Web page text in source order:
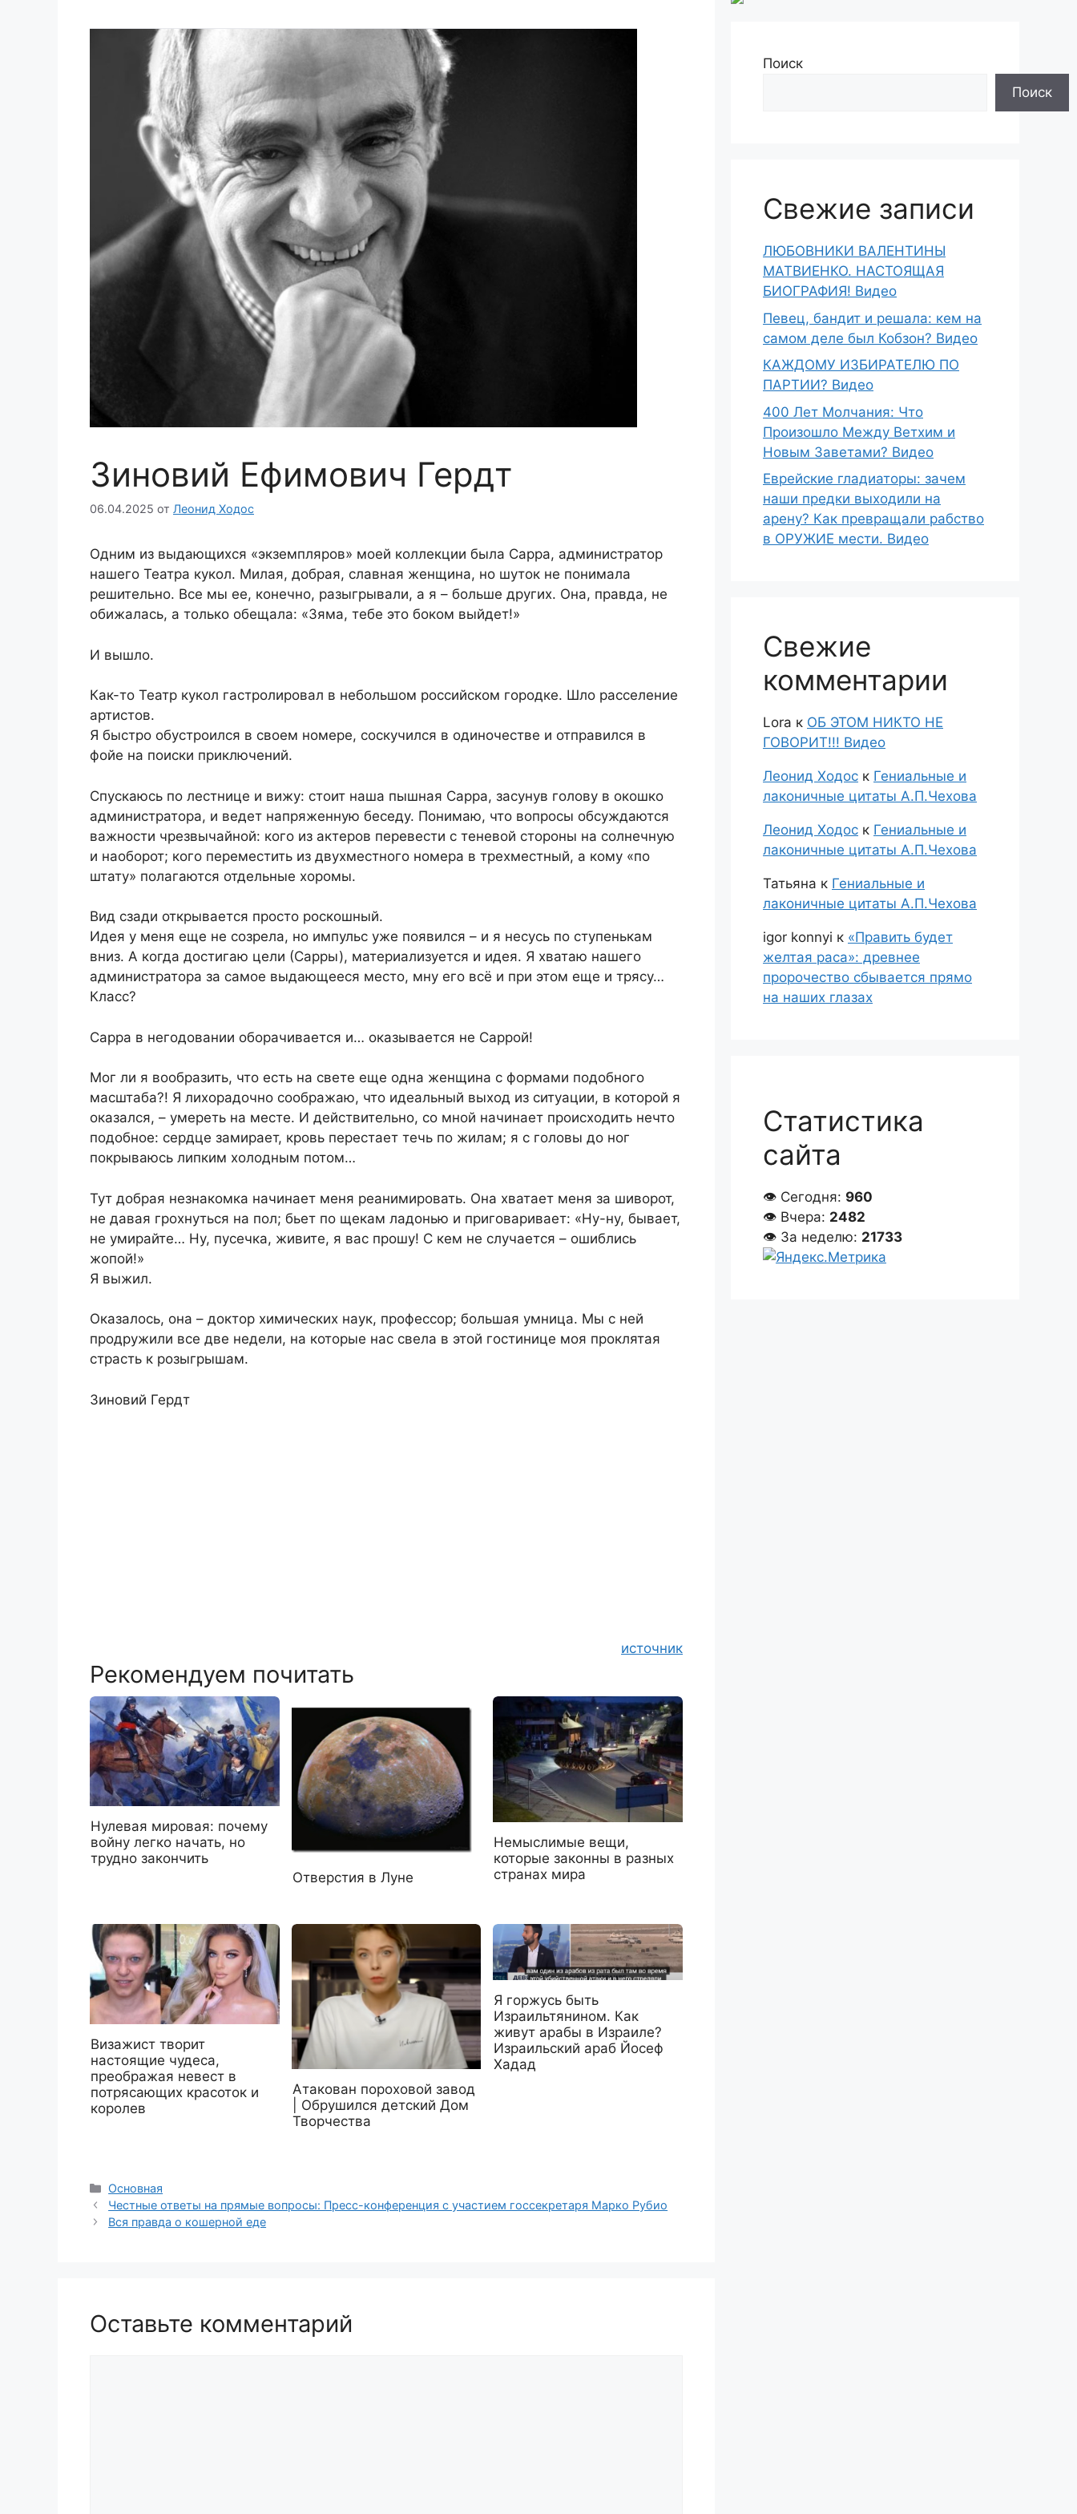
Зиновий Ефимович Гердт
06.04.2025 от Леонид Ходос
Одним из выдающихся «экземпляров» моей коллекции была Сарра, администратор
нашего Театра кукол. Милая, добрая, славная женщина, но шуток не понимала
решительно. Все мы ее, конечно, разыгрывали, а я – больше других. Она, правда, не
обижалась, а только обещала: «Зяма, тебе это боком выйдет!»
И вышло.
Как-то Театр кукол гастролировал в небольшом российском городке. Шло расселение
артистов.
Я быстро обустроился в своем номере, соскучился в одиночестве и отправился в
фойе на поиски приключений.
Спускаюсь по лестнице и вижу: стоит наша пышная Сарра, засунув голову в окошко
администратора, и ведет напряженную беседу. Понимаю, что вопросы обсуждаются
важности чрезвычайной: кого из актеров перевести с теневой стороны на солнечную
и наоборот; кого переместить из двухместного номера в трехместный, а кому «по
штату» полагаются отдельные хоромы.
Вид сзади открывается просто роскошный.
Идея у меня еще не созрела, но импульс уже появился – и я несусь по ступенькам
вниз. А когда достигаю цели (Сарры), материализуется и идея. Я хватаю нашего
администратора за самое выдающееся место, мну его всё и при этом еще и трясу…
Класс?
Сарра в негодовании оборачивается и… оказывается не Саррой!
Мог ли я вообразить, что есть на свете еще одна женщина с формами подобного
масштаба?! Я лихорадочно соображаю, что идеальный выход из ситуации, в которой я
оказался, – умереть на месте. И действительно, со мной начинает происходить нечто
подобное: сердце замирает, кровь перестает течь по жилам; я с головы до ног
покрываюсь липким холодным потом…
Тут добрая незнакомка начинает меня реанимировать. Она хватает меня за шиворот,
не давая грохнуться на пол; бьет по щекам ладонью и приговаривает: «Ну-ну, бывает,
не умирайте… Ну, пусечка, живите, я вас прошу! С кем не случается – ошиблись
жопой!»
Я выжил.
Оказалось, она – доктор химических наук, профессор; большая умница. Мы с ней
продружили все две недели, на которые нас свела в этой гостинице моя проклятая
страсть к розыгрышам.
Зиновий Гердт
источник
Рекомендуем почитать
Нулевая мировая: почему
войну легко начать, но
трудно закончить
Отверстия в Луне
Немыслимые вещи,
которые законны в разных
странах мира
Визажист творит
настоящие чудеса,
преображая невест в
потрясающих красоток и
королев
Атакован пороховой завод
| Обрушился детский Дом
Творчества
Я горжусь быть
Израильтянином. Как
живут арабы в Израиле?
Израильский араб Йосеф
Хадад
Рубрики
Основная
Честные ответы на прямые вопросы: Пресс-конференция с участием госсекретаря Марко Рубио
Вся правда о кошерной еде
Оставьте комментарий
Поиск
Поиск
Свежие записи
ЛЮБОВНИКИ ВАЛЕНТИНЫ
МАТВИЕНКО. НАСТОЯЩАЯ
БИОГРАФИЯ! Видео
Певец, бандит и решала: кем на
самом деле был Кобзон? Видео
КАЖДОМУ ИЗБИРАТЕЛЮ ПО
ПАРТИИ? Видео
400 Лет Молчания: Что
Произошло Между Ветхим и
Новым Заветами? Видео
Еврейские гладиаторы: зачем
наши предки выходили на
арену? Как превращали рабство
в ОРУЖИЕ мести. Видео
Свежие
комментарии
Lora к ОБ ЭТОМ НИКТО НЕ
ГОВОРИТ!!! Видео
Леонид Ходос к Гениальные и
лаконичные цитаты А.П.Чехова
Леонид Ходос к Гениальные и
лаконичные цитаты А.П.Чехова
Татьяна к Гениальные и
лаконичные цитаты А.П.Чехова
igor konnyi к «Править будет
желтая раса»: древнее
пророчество сбывается прямо
на наших глазах
Статистика
сайта
👁 Сегодня: 960
👁 Вчера: 2482
👁 За неделю: 21733